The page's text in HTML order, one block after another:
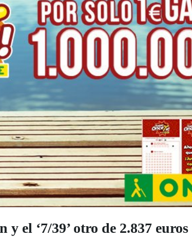
el ‘7/39’ otro de 2.837 euros